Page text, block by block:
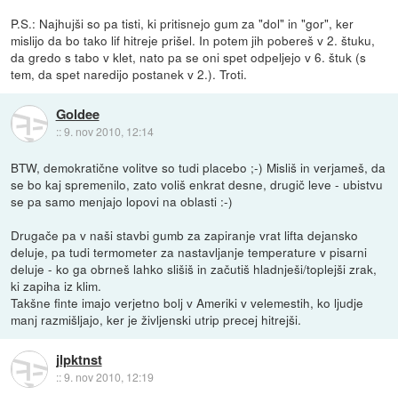
P.S.: Najhujši so pa tisti, ki pritisnejo gum za "dol" in "gor", ker
mislijo da bo tako lif hitreje prišel. In potem jih pobereš v 2. štuku,
da gredo s tabo v klet, nato pa se oni spet odpeljejo v 6. štuk (s
tem, da spet naredijo postanek v 2.). Troti.
Goldee
::9. nov 2010, 12:14
BTW, demokratične volitve so tudi placebo ;-) Misliš in verjameš, da
se bo kaj spremenilo, zato voliš enkrat desne, drugič leve - ubistvu
se pa samo menjajo lopovi na oblasti :-)
Drugače pa v naši stavbi gumb za zapiranje vrat lifta dejansko
deluje, pa tudi termometer za nastavljanje temperature v pisarni
deluje - ko ga obrneš lahko slišiš in začutiš hladnješi/toplejši zrak,
ki zapiha iz klim.
Takšne finte imajo verjetno bolj v Ameriki v velemestih, ko ljudje
manj razmišljajo, ker je življenski utrip precej hitrejši.
jlpktnst
::9. nov 2010, 12:19